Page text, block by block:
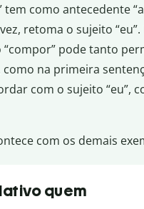
tem como antecedente
retoma o sujeito “eu”.
“compor” pode tanto
como na primeira
com o sujeito “eu”,
com os demais
quem